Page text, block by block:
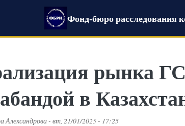
Фонд-бюро расследования
рынка
в
Александрова- вт, 21/01/2025 - 17:25